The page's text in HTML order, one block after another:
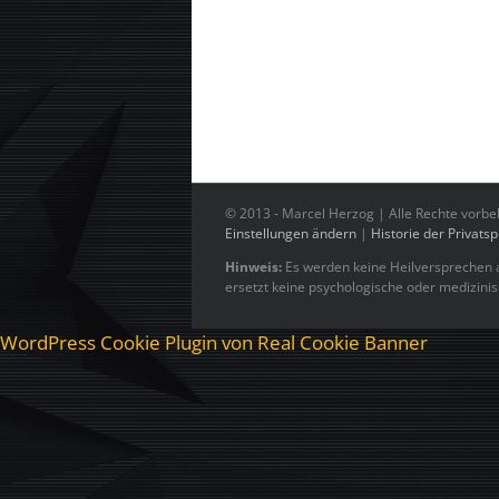
© 2013 - Marcel Herzog | Alle Rechte
Einstellungen ändern | Historie der
Hinweis: Es werden keine
ersetzt keine psychologische oder
WordPress Cookie Plugin von Real Cookie Banner